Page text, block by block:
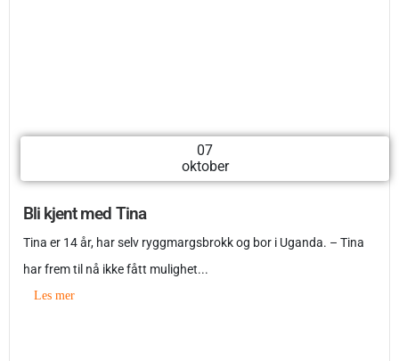
07
oktober
Bli kjent med Tina
Tina er 14 år, har selv ryggmargsbrokk og bor i Uganda. – Tina
har frem til nå ikke fått mulighet...
Les mer